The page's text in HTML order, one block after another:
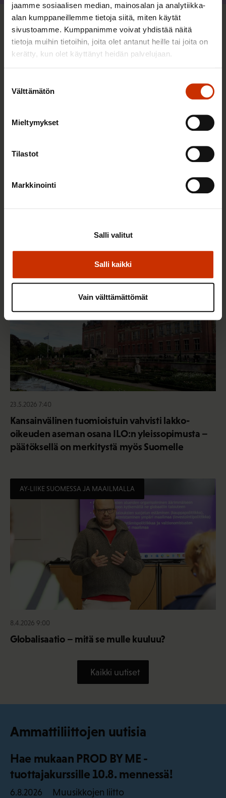
jaamme sosiaalisen median, mainosalan ja analytiikka-
alan kumppaneillemme tietoja siitä, miten käytät
sivustoamme. Kumppanimme voivat yhdistää näitä
tietoja muihin tietoihin, joita olet antanut heille tai joita on
kerätty, kun olet käyttänyt heidän palvelujaan.
valinta
Välttämätön
Mieltymykset
Tilastot
Markkinointi
Salli kaikki
Salli valitut
Vain välttämättömät
Sinua saattaa myös kiinnostaa
AY-LIIKE SUOMESSA JA MAAILMALLA
23.5.2026 7:40
Kansainvälinen tuomioistuin vahvisti lakko-
oikeuden aseman osana ILO:n yleissopimusta –
päätöksellä on merkitystä myös Suomelle
AY-LIIKE SUOMESSA JA MAAILMALLA
8.4.2026 9:00
Globalisaatio – mitä se mulle kuuluu?
Kaikki uutiset
Ammattiliittojen uutisia
Hae mukaan PROD BY ME -
tuottajakurssille 10.8. mennessä!
6.8.2026 Muusikkojen liitto